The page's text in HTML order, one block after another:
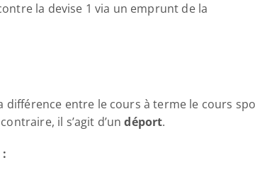
la devise 1 via un emprunt de la
différence entre le cours à terme le cours
il s’agit d’un déport.